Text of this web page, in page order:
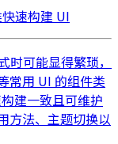
速构建 UI
可能显得繁琐，
常用 UI 的组件类
建一致且可维护
方法、主题切换以